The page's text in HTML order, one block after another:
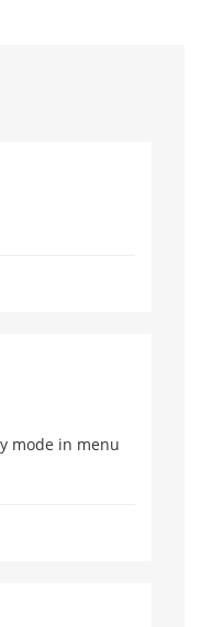
mode in menu